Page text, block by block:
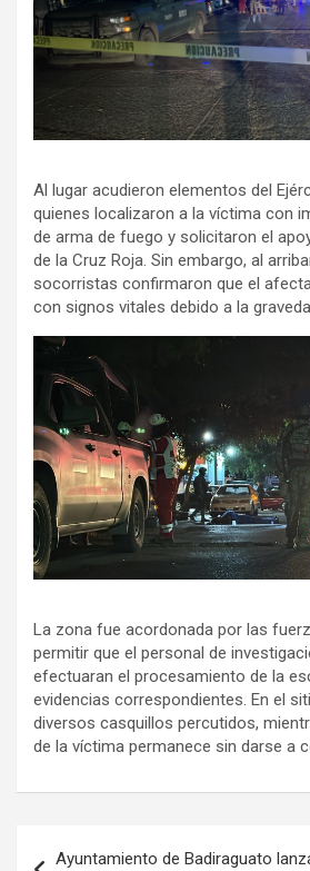
Al lugar acudieron elementos del
quienes localizaron a la víctima con
de arma de fuego y solicitaron el
de la Cruz Roja. Sin embargo, al
socorristas confirmaron que el
con signos vitales debido a la
La zona fue acordonada por las
permitir que el personal de
efectuaran el procesamiento de la
evidencias correspondientes. En el
diversos casquillos percutidos,
de la víctima permanece sin darse a
Ayuntamiento de Badiraguato